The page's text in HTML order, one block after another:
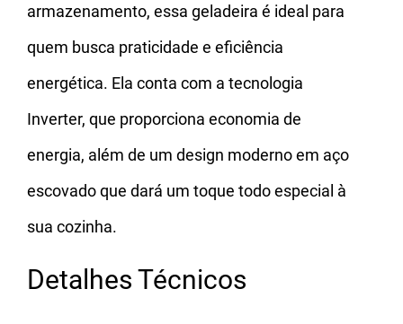
armazenamento, essa geladeira é ideal para
quem busca praticidade e eficiência
energética. Ela conta com a tecnologia
Inverter, que proporciona economia de
energia, além de um design moderno em aço
escovado que dará um toque todo especial à
sua cozinha.
Detalhes Técnicos